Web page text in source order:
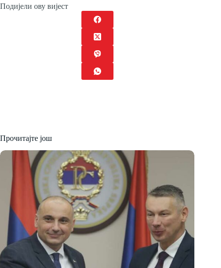
Подијели ову вијест
Прочитајте још